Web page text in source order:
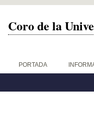
Coro de la
PORTADA